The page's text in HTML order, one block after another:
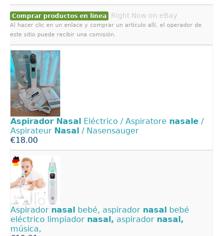
Comprar productos en línea Right Now on eBay
Al hacer clic en un enlace y comprar un artículo allí, el operador de
este sitio puede recibir una comisión.
Aspirador Nasal Eléctrico / Aspiratore nasale /
Aspirateur Nasal / Nasensauger
€18.00
Aspirador nasal bebé, aspirador nasal bebé
eléctrico limpiador nasal, aspirador nasal,
música,